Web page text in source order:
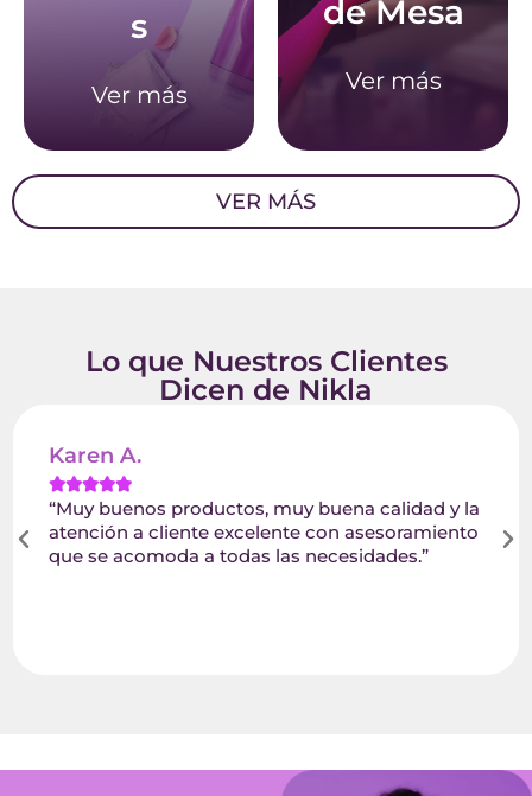
s
Ver más
s
Ver más
de Mesa
Ver más
de Mesa
Ver más
VER MÁS
Lo que Nuestros Clientes
Dicen de Nikla
Karen A.

“Muy buenos productos, muy buena calidad y la
atención a cliente excelente con asesoramiento
que se acomoda a todas las necesidades.”